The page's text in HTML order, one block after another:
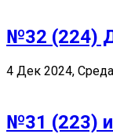
№32 (224)
4 Дек 2024, Среда
№31 (223)